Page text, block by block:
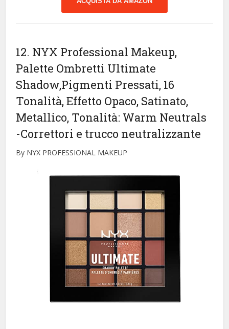
12. NYX Professional Makeup,
Palette Ombretti Ultimate
Shadow,Pigmenti Pressati, 16
Tonalità, Effetto Opaco, Satinato,
Metallico, Tonalità: Warm Neutrals
-Correttori e trucco neutralizzante
By NYX PROFESSIONAL MAKEUP